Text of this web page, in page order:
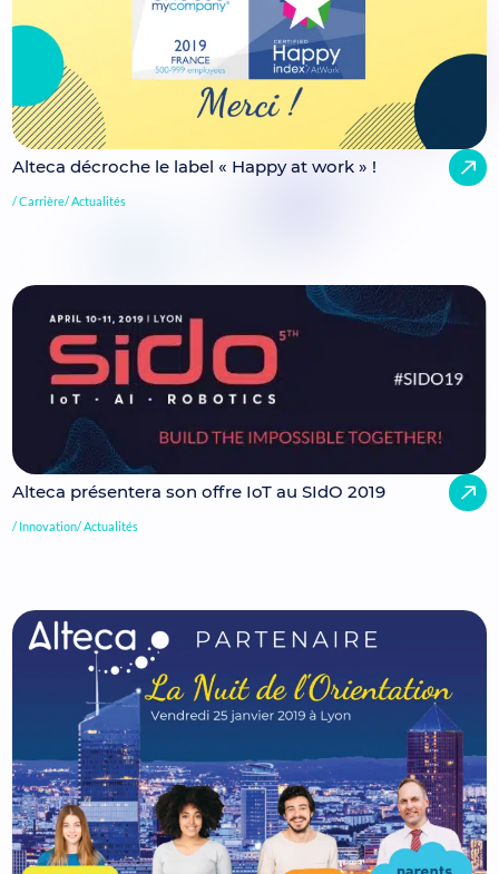
Alteca décroche le label « Happy at work » !
Carrière Actualités
Alteca présentera son offre IoT au SIdO 2019
Innovation Actualités